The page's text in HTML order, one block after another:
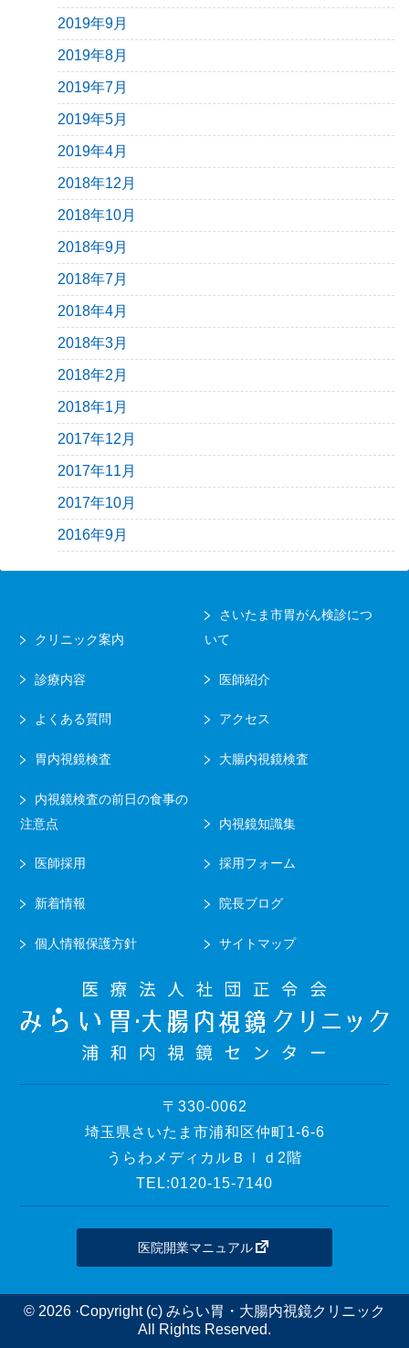
2019年9月
2019年8月
2019年7月
2019年5月
2019年4月
2018年12月
2018年10月
2018年9月
2018年7月
2018年4月
2018年3月
2018年2月
2018年1月
2017年12月
2017年11月
2017年10月
2016年9月
クリニック案内
さいたま市胃がん検診につ
いて
診療内容 医師紹介
よくある質問 アクセス
胃内視鏡検査 大腸内視鏡検査
内視鏡検査の前日の食事の
注意点
内視鏡知識集
医師採用 採用フォーム
新着情報 院長ブログ
個人情報保護方針 サイトマップ
〒330-0062
埼玉県さいたま市浦和区仲町1-6-6
うらわメディカルＢｌｄ2階
TEL:0120-15-7140
医院開業マニュアル
© 2026 ·Copyright (c) みらい胃・大腸内視鏡クリニック
All Rights Reserved.